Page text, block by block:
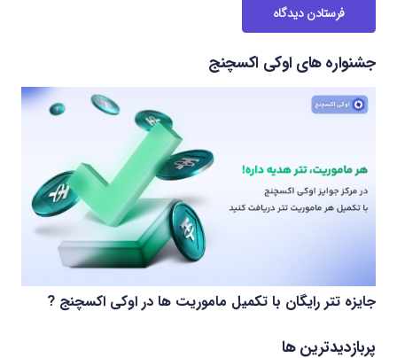
فرستادن دیدگاه
جشنواره های اوکی اکسچنج
جایزه تتر رایگان با تکمیل ماموریت ها در اوکی اکسچنج ?
پربازدیدترین ها